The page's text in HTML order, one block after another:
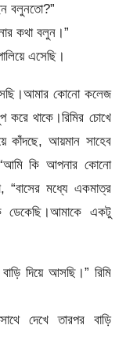
বলুনতো?”
কথা বলুন।”
এসেছি।
কোনো কলেজ
করে থাকে।রিমির চোখে
কাঁদছে, আয়মান সাহেব
কি আপনার কোনো
“বাসের মধ্যে একমাত্র
ডেকেছি।আমাকে একটু
দিয়ে আসছি।” রিমি
দেখে তারপর বাড়ি